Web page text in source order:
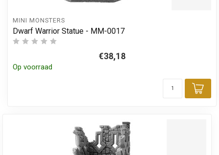
MINI MONSTERS
Dwarf Warrior Statue - MM-0017
€38,18
Op voorraad